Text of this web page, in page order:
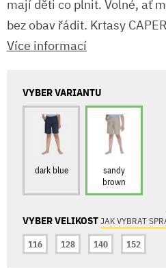
mají děti co plnit. Volné, ať
bez obav řádit. Krtasy
Více informací
VYBER VARIANTU
dark blue
sandy
brown
VYBER VELIKOSTJAK VYBRAT
116
128 140 152